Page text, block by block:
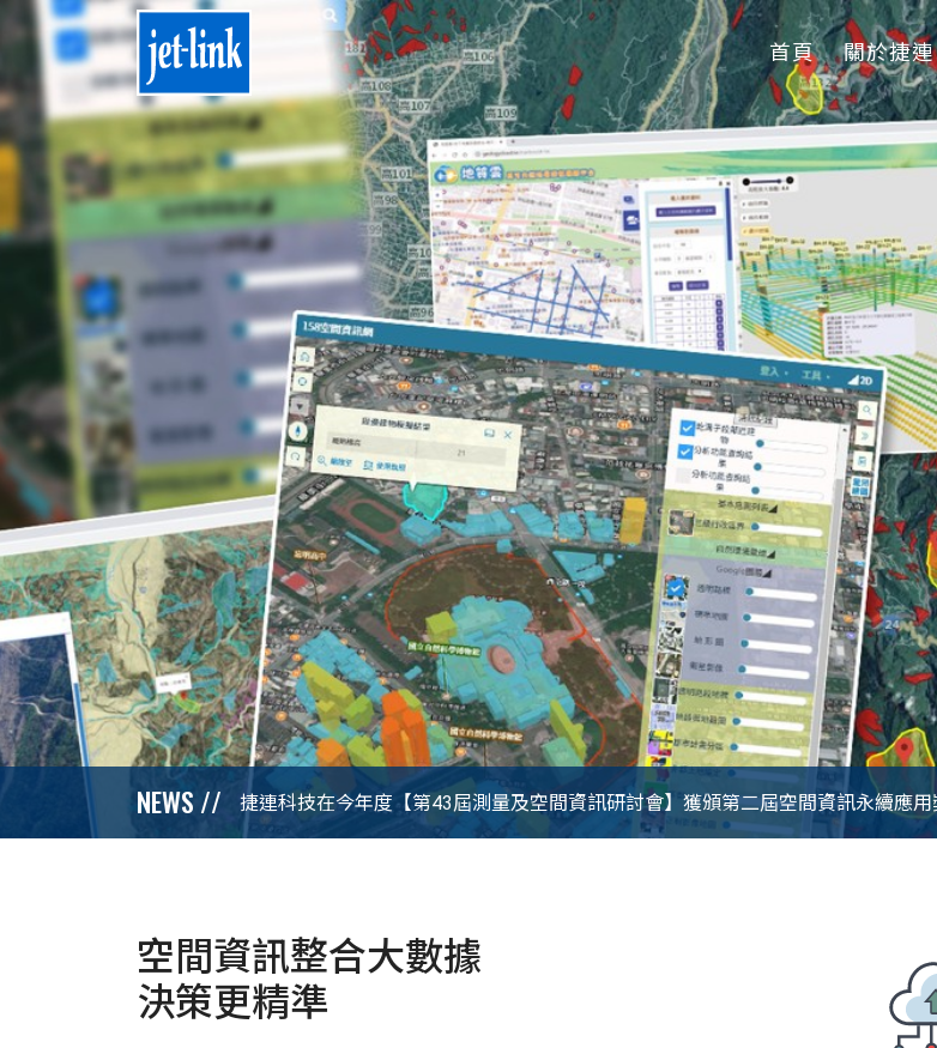
首頁 關於捷連
努力耕耘
榮獲多次獎項鼓勵與肯定
歷經多年努力，公司除獲得客戶一致肯定外
並榮獲多次獎項鼓勵與肯定
NEWS // 2050淨零城市展
空間資訊整合大數據
決策更精準